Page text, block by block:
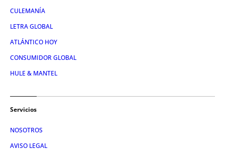
CULEMANÍA
LETRA GLOBAL
ATLÁNTICO HOY
CONSUMIDOR GLOBAL
HULE & MANTEL
Servicios
NOSOTROS
AVISO LEGAL